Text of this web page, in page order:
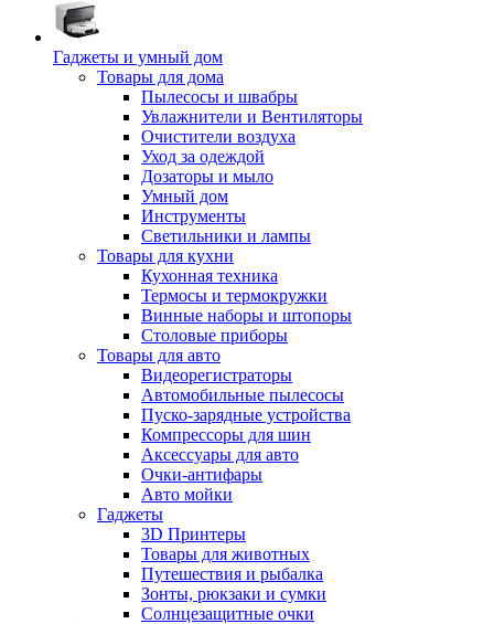
Гаджеты и умный дом
Товары для дома
Пылесосы и швабры
Увлажнители и Вентиляторы
Очистители воздуха
Уход за одеждой
Дозаторы и мыло
Умный дом
Инструменты
Светильники и лампы
Товары для кухни
Кухонная техника
Термосы и термокружки
Винные наборы и штопоры
Столовые приборы
Товары для авто
Видеорегистраторы
Автомобильные пылесосы
Пуско-зарядные устройства
Компрессоры для шин
Аксессуары для авто
Очки-антифары
Авто мойки
Гаджеты
3D Принтеры
Товары для животных
Путешествия и рыбалка
Зонты, рюкзаки и сумки
Солнцезащитные очки